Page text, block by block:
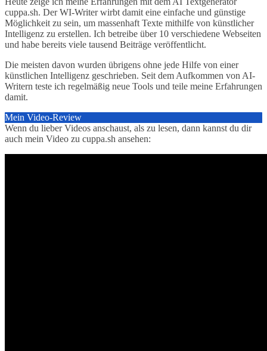
cuppa.sh. Der WI-Writer wirbt damit eine einfache und günstige
Möglichkeit zu sein, um massenhaft Texte mithilfe von künstlicher
Intelligenz zu erstellen. Ich betreibe über 10 verschiedene Webseiten
und habe bereits viele tausend Beiträge veröffentlicht.
Die meisten davon wurden übrigens ohne jede Hilfe von einer
künstlichen Intelligenz geschrieben. Seit dem Aufkommen von AI-
Writern teste ich regelmäßig neue Tools und teile meine Erfahrungen
damit.
Mein Video-Review
Wenn du lieber Videos anschaust, als zu lesen, dann kannst du dir
auch mein Video zu cuppa.sh ansehen: